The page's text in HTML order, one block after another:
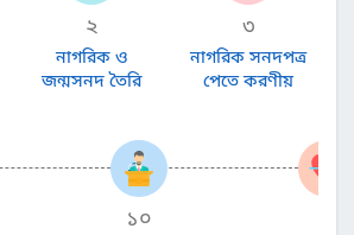
২
নাগরিক ও
জন্মসনদ তৈরি
৩
নাগরিক সনদপত্র
পেতে করণীয়
১০